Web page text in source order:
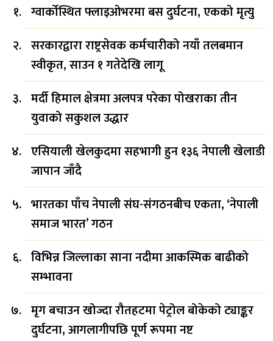
ग्वार्कोस्थित फ्लाइओभरमा बस दुर्घटना, एकको मृत्यु
सरकारद्वारा राष्ट्रसेवक कर्मचारीको नयाँ तलबमान
स्वीकृत, साउन १ गतेदेखि लागू
मर्दी हिमाल क्षेत्रमा अलपत्र परेका पोखराका तीन
युवाको सकुशल उद्धार
एसियाली खेलकुदमा सहभागी हुन १३६ नेपाली खेलाडी
जापान जाँदै
भारतका पाँच नेपाली संघ-संगठनबीच एकता, ‘नेपाली
समाज भारत’ गठन
विभिन्न जिल्लाका साना नदीमा आकस्मिक बाढीको
सम्भावना
मृग बचाउन खोज्दा रौतहटमा पेट्रोल बोकेको ट्याङ्कर
दुर्घटना, आगलागीपछि पूर्ण रूपमा नष्ट